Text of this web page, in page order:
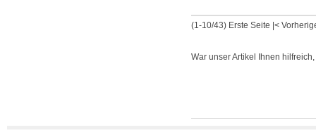
(1-10/43) Erste Seite <
War unser Artikel Ihnen